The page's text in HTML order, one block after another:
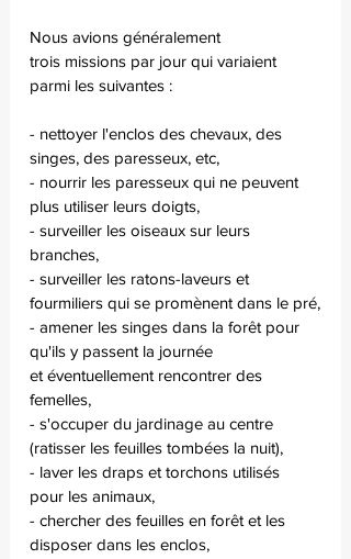
Nous avions généralement
trois missions par jour qui variaient
parmi les suivantes :
- nettoyer l'enclos des chevaux, des
singes, des paresseux, etc,
- nourrir les paresseux qui ne peuvent
plus utiliser leurs doigts,
- surveiller les oiseaux sur leurs
branches,
- surveiller les ratons-laveurs et
fourmiliers qui se promènent dans le pré,
- amener les singes dans la forêt pour
qu'ils y passent la journée
et éventuellement rencontrer des
femelles,
- s'occuper du jardinage au centre
(ratisser les feuilles tombées la nuit),
- laver les draps et torchons utilisés
pour les animaux,
- chercher des feuilles en forêt et les
disposer dans les enclos,